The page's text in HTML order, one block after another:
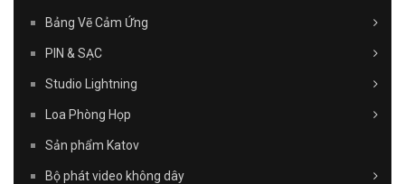
Bảng Vẽ Cảm Ứng
PIN & SẠC
Studio Lightning
Loa Phòng Họp
Sản phẩm Katov
Bộ phát video không dây